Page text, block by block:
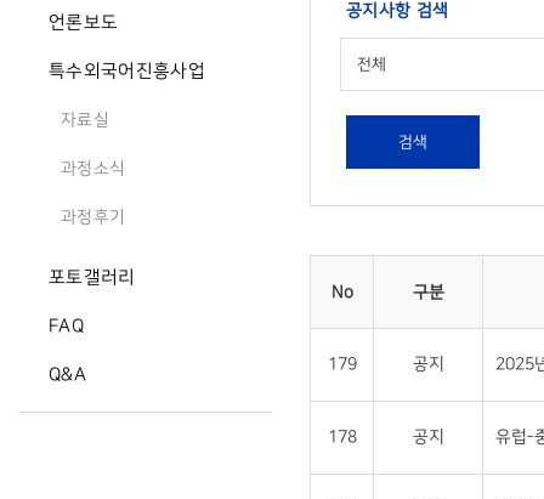
언론보도
특수외국어진흥사업
자료실
과정소식
과정후기
포토갤러리
FAQ
Q&A
공지사항 검색
전체
검색
No 구분
179 공지 2025
178 공지 유럽-